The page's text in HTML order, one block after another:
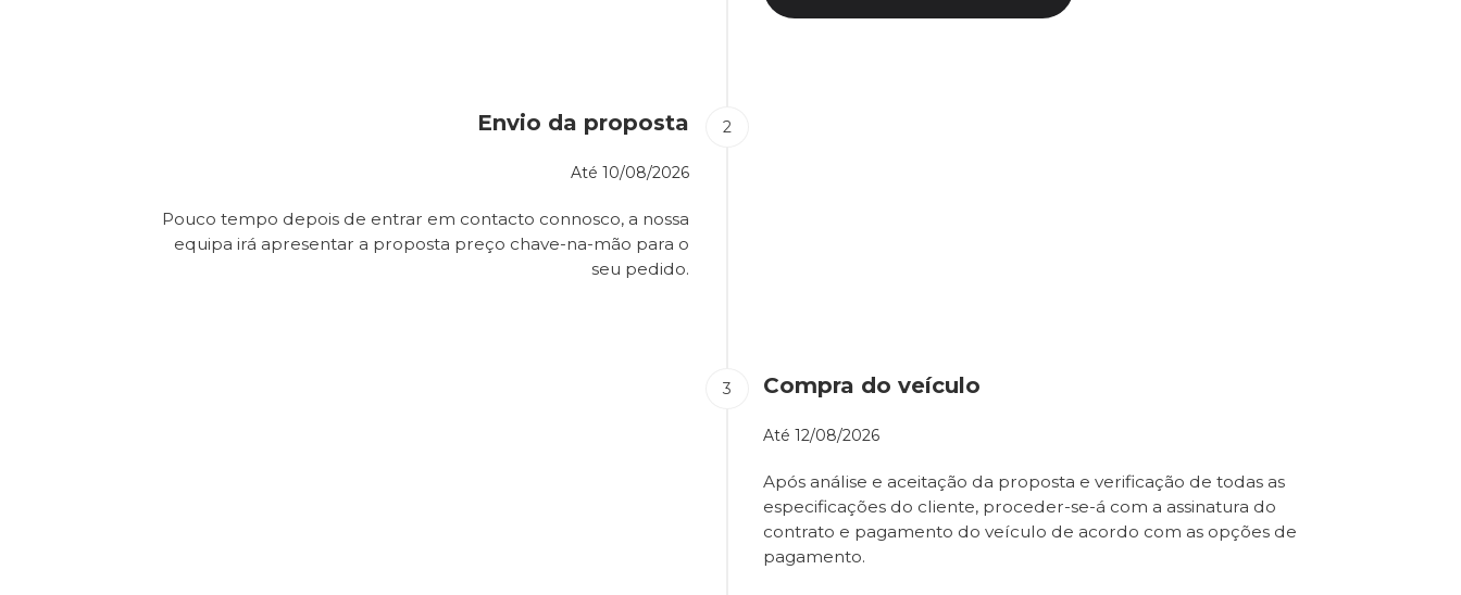
Envio da proposta
Até 10/08/2026
Pouco tempo depois de entrar em contacto connosco, a nossa
equipa irá apresentar a proposta preço chave-na-mão para o
seu pedido.
Compra do veículo
Até 12/08/2026
Após análise e aceitação da proposta e verificação de todas as
especificações do cliente, proceder-se-á com a assinatura do
contrato e pagamento do veículo de acordo com as opções de
pagamento.